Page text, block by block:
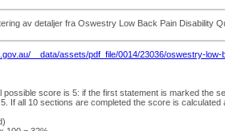
av detaljer fra Oswestry Low Back Pain Disability
__data/assets/pdf_file/0014/23036/oswestry-
possible score is 5: if the first statement is marked the
If all 10 sections are completed the score is calculated